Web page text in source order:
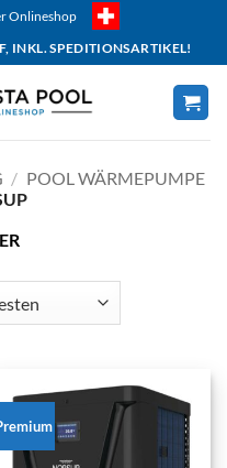
Onlineshop
INKL. SPEDITIONSARTIKEL!
/ POOL WÄRMEPUMPE